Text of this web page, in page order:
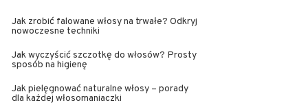
Jak zrobić falowane włosy na trwałe? Odkryj
nowoczesne techniki
Jak wyczyścić szczotkę do włosów? Prosty
sposób na higienę
Jak pielęgnować naturalne włosy – porady
dla każdej włosomaniaczki